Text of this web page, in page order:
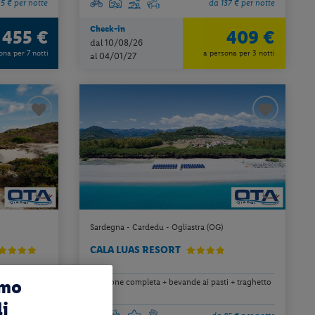
€ per notte
455 €
per 7 notti
da 137 € per notte
Check-in
dal 10/08/26
al 04/01/27
409 €
a persona per 3 notti
traghetto
Sardegna - Cardedu - Ogliastra (OG)
CALA LUAS RESORT
pensione completa + bevande ai pasti + traghetto